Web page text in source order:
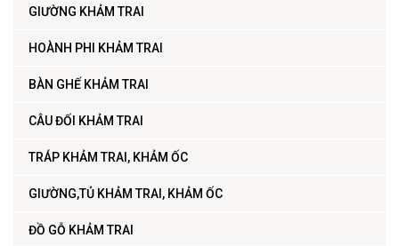
GIƯỜNG KHẢM TRAI
HOÀNH PHI KHẢM TRAI
BÀN GHẾ KHẢM TRAI
CÂU ĐỐI KHẢM TRAI
TRÁP KHẢM TRAI, KHẢM ỐC
GIƯỜNG,TỦ KHẢM TRAI, KHẢM ỐC
ĐỒ GỖ KHẢM TRAI